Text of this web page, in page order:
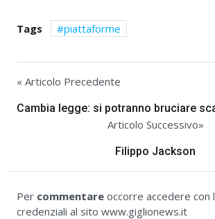
Tags piattaforme
« Articolo Precedente
Cambia legge: si potranno bruciare
Articolo Successivo»
Filippo Jackson
Per commentare occorre accedere con
credenziali al sito www.giglionews.it